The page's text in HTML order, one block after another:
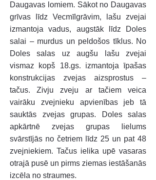
Daugavas lomiem. Sākot no Daugavas
grīvas līdz Vecmīlgrāvim, lašu zvejai
izmantoja vadus, augstāk līdz Doles
salai – murdus un peldošos tīklus. No
Doles salas uz augšu lašu zvejai
vismaz kopš 18.gs. izmantoja īpašas
konstrukcijas zvejas aizsprostus –
tačus. Zivju zveju ar tačiem veica
vairāku zvejnieku apvienības jeb tā
sauktās zvejas grupas. Doles salas
apkārtnē zvejas grupas lielums
svārstījās no četriem līdz 25 un pat 48
zvejniekiem. Tačus ielika upē vasaras
otrajā pusē un pirms ziemas iestāšanās
izcēla no straumes.